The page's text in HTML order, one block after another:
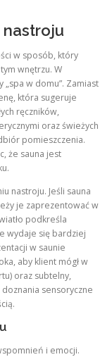
w sposób, który
wnętrzu. W
w domu”. Zamiast
która sugeruje
ręczników,
oraz świeżych
pomieszczenia.
że sauna jest
nastroju. Jeśli sauna
je zaprezentować w
podkreśla
wydaje się bardziej
w saunie
aby klient mógł w
oraz subtelny,
sensoryczne
i emocji.